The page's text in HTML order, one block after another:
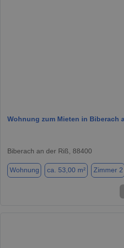
Wohnung zum Mieten in Biberach
Biberach an der Riß, 88400
Wohnung ca. 53,00 m² Zimmer 2